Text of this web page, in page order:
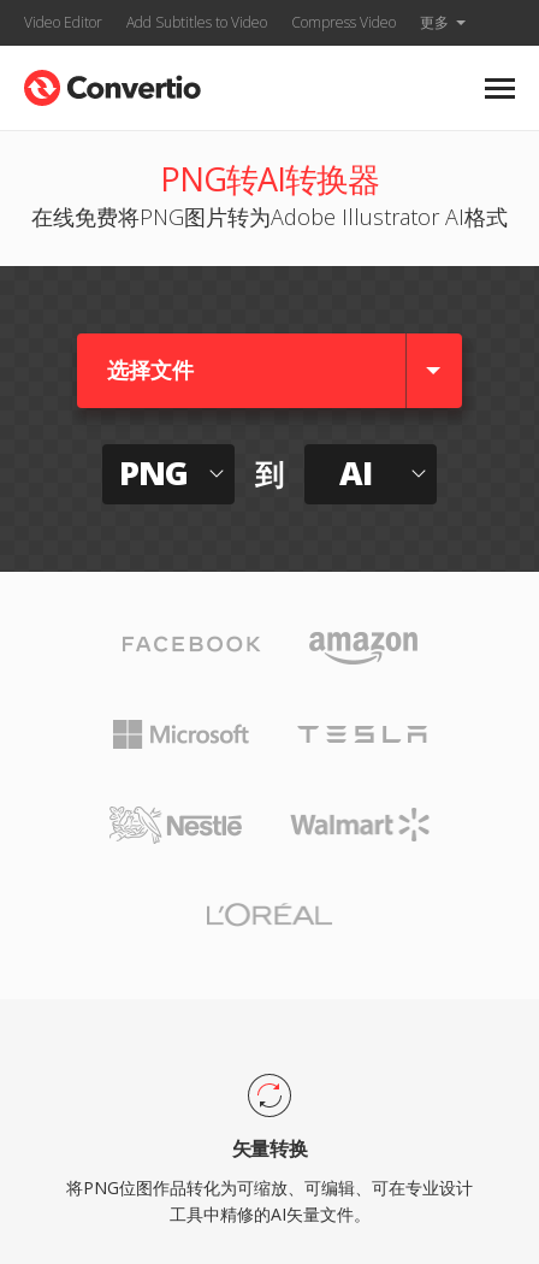
Video Editor Add Subtitles to Video Compress Video 更多
PNG转AI转换器
在线免费将PNG图片转为Adobe Illustrator AI格式
选择文件
PNG 到 AI
矢量转换
将PNG位图作品转化为可缩放、可编辑、可在专业设计
工具中精修的AI矢量文件。